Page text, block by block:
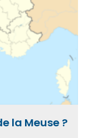
la Meuse ?